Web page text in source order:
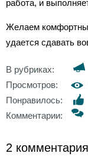
работа, и
Желаем
удается сдавать
В рубриках:
Просмотров:
Понравилось:
Комментарии:
2 комментария